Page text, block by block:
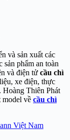
và sản xuất các
sản phẩm an toàn
và điện tử cầu chì
xe điện, thực
Hoàng Thiên Phát
model về cầu chì
Việt Nam